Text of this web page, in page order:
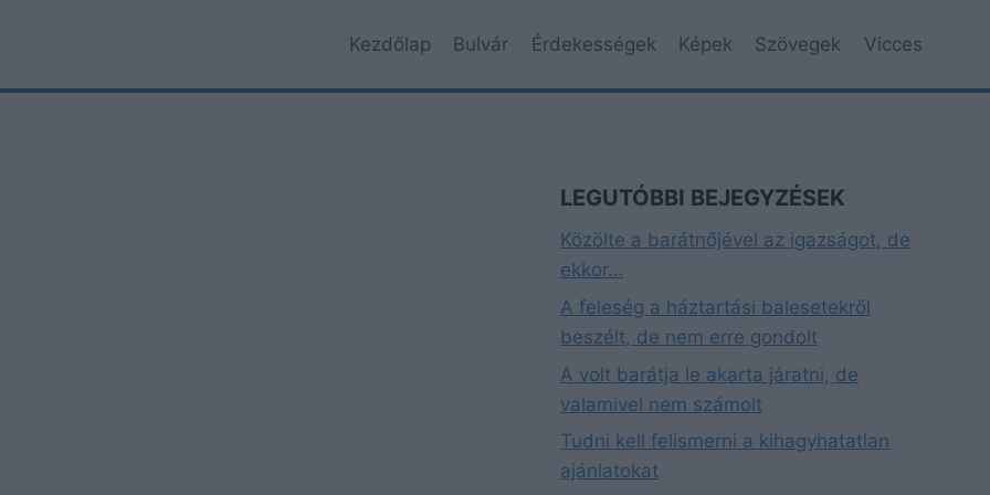
Kezdőlap Bulvár Érdekességek Képek Szövegek Vicces
LEGUTÓBBI BEJEGYZÉSEK
Közölte a barátnőjével az igazságot, de
ekkor…
A feleség a háztartási balesetekről
beszélt, de nem erre gondolt
A volt barátja le akarta járatni, de
valamivel nem számolt
Tudni kell felismerni a kihagyhatatlan
ajánlatokat